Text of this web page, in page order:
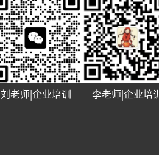
刘老师|企业培训 李老师|企业培训